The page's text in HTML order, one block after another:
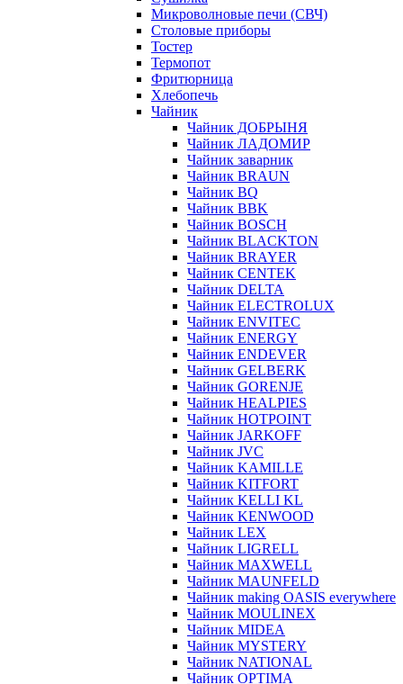
Микроволновые печи (СВЧ)
Столовые приборы
Тостер
Термопот
Фритюрница
Хлебопечь
Чайник
Чайник ДОБРЫНЯ
Чайник ЛАДОМИР
Чайник заварник
Чайник BRAUN
Чайник BQ
Чайник BBK
Чайник BOSCH
Чайник BLACKTON
Чайник BRAYER
Чайник CENTEK
Чайник DELTA
Чайник ELECTROLUX
Чайник ENVITEC
Чайник ENERGY
Чайник ENDEVER
Чайник GELBERK
Чайник GORENJE
Чайник HEALPIES
Чайник HOTPOINT
Чайник JARKOFF
Чайник JVC
Чайник KAMILLE
Чайник KITFORT
Чайник KELLI KL
Чайник KENWOOD
Чайник LEX
Чайник LIGRELL
Чайник MAXWELL
Чайник MAUNFELD
Чайник making OASIS everywhere
Чайник MOULINEX
Чайник MIDEA
Чайник MYSTERY
Чайник NATIONAL
Чайник OPTIMA